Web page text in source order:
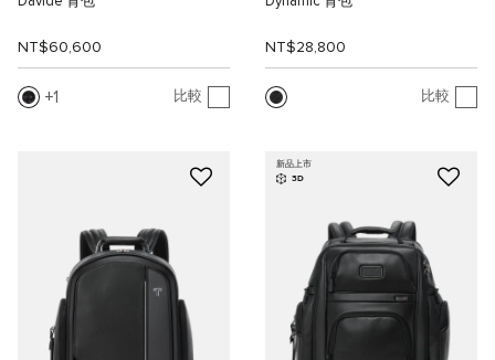
NT$60,600
1 比較
NT$28,800
比較
新品上市
3D